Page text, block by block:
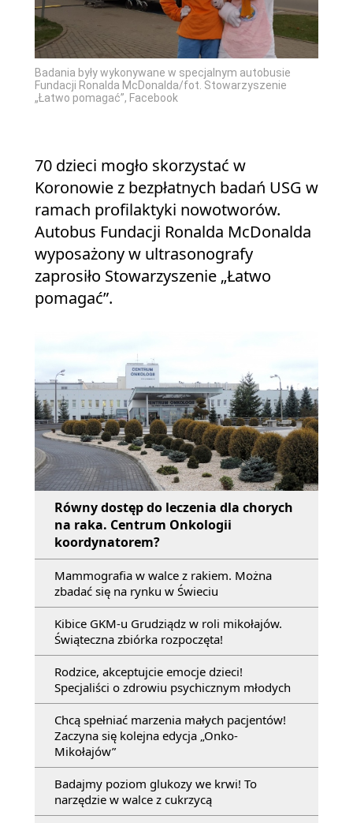
Badania były wykonywane w specjalnym autobusie
Fundacji Ronalda McDonalda/fot. Stowarzyszenie
„Łatwo pomagać”, Facebook
70 dzieci mogło skorzystać w
Koronowie z bezpłatnych badań USG w
ramach profilaktyki nowotworów.
Autobus Fundacji Ronalda McDonalda
wyposażony w ultrasonografy
zaprosiło Stowarzyszenie „Łatwo
pomagać”.
Równy dostęp do leczenia dla chorych
na raka. Centrum Onkologii
koordynatorem?
Mammografia w walce z rakiem. Można
zbadać się na rynku w Świeciu
Kibice GKM-u Grudziądz w roli mikołajów.
Świąteczna zbiórka rozpoczęta!
Rodzice, akceptujcie emocje dzieci!
Specjaliści o zdrowiu psychicznym młodych
Chcą spełniać marzenia małych pacjentów!
Zaczyna się kolejna edycja „Onko-
Mikołajów”
Badajmy poziom glukozy we krwi! To
narzędzie w walce z cukrzycą